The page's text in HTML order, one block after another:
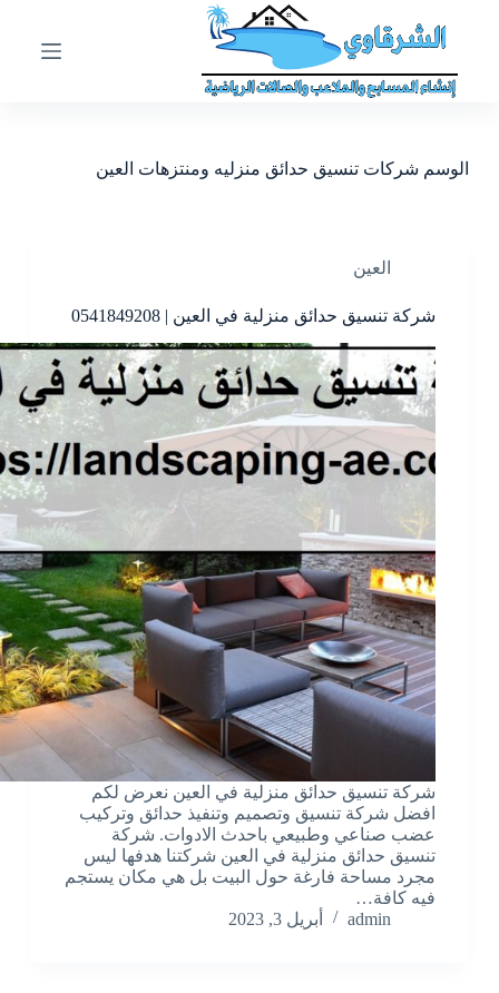
و
الوسم شركات تنسيق حدائق منزليه ومنتزهات العين
العين
شركة تنسيق حدائق منزلية في العين | 0541849208
شركة تنسيق حدائق منزلية في العين نعرض لكم
افضل شركة تنسيق وتصميم وتنفيذ حدائق وتركيب
عضب صناعي وطبيعي باحدث الادوات. شركة
تنسيق حدائق منزلية في العين شركتنا هدفها ليس
مجرد مساحة فارغة حول البيت بل هي مكان يستجم
فيه كافة…
admin
أبريل 3, 2023